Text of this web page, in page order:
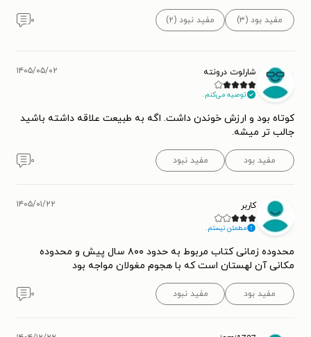
مفید بود (۳) مفید نبود (۲) ۰
شارلوت درونته
توصیه می‌کنم.
۱۴۰۵/۰۵/۰۲
کوتاه بود و ارزش خوندن داشت. اگه به طبیعت علاقه داشته باشید
جالب تر میشه.
مفید بود مفید نبود ۰
کاربر
مطمئن نیستم.
۱۴۰۵/۰۱/۲۲
محدوده زمانی کتاب مربوط به حدود ۸۰۰ سال پیش و محدوده
مکانی آن لهستان است که با هجوم مغولان مواجه بود
مفید بود مفید نبود ۰